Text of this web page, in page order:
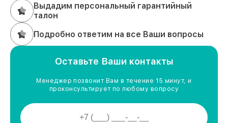
Выдадим персональный гарантийный
талон
Подробно ответим на все Ваши вопросы
Оставьте Ваши контакты
Менеджер позвонит Вам в течение 15 минут, и
проконсультирует по любому вопросу